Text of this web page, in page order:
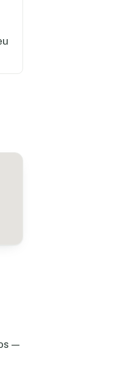
—